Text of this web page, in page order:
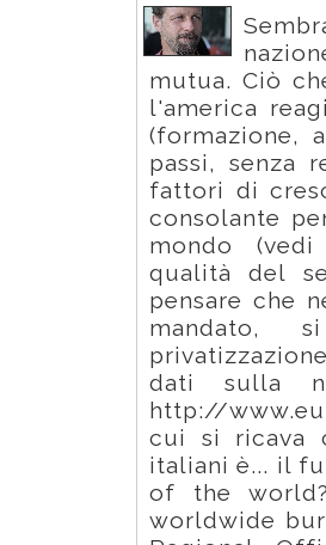
mutua. Ciò
l'america
(formazione,
passi, senza
fattori di
consolante
mondo
qualità del
pensare che
mandato,
dati sulla
http://
cui si ricava
italiani è... il
of the
worldwide